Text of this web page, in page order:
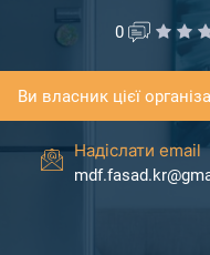
0
Ви власник цієї
Надіслати email